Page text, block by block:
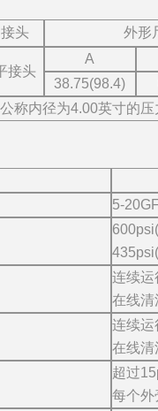
接头 外形
接头
A
38.75(98.4)
称内径为4.00英寸的压
5-
连续运
在线清
连续运
在线清
超过
每个外